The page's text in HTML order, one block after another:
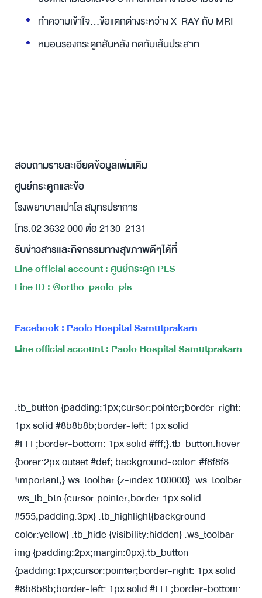
ทำความเข้าใจ...ข้อแตกต่างระหว่าง X-RAY กับ MRI
หมอนรองกระดูกสันหลัง กดทับเส้นประสาท
สอบถามรายละเอียดข้อมูลเพิ่มเติม
ศูนย์กระดูกและข้อ
โรงพยาบาลเปาโล สมุทรปราการ
โทร.02 3632 000 ต่อ 2130-2131
รับข่าวสารและกิจกรรมทางสุขภาพดีๆได้ที่
Line official account : ศูนย์กระดูก PLS
Line ID : @ortho_paolo_pls
Facebook : Paolo Hospital Samutprakarn
Line official account : Paolo Hospital Samutprakarn
.tb_button {padding:1px;cursor:pointer;border-right:
1px solid #8b8b8b;border-left: 1px solid
#FFF;border-bottom: 1px solid #fff;}.tb_button.hover
{borer:2px outset #def; background-color: #f8f8f8
!important;}.ws_toolbar {z-index:100000} .ws_toolbar
.ws_tb_btn {cursor:pointer;border:1px solid
#555;padding:3px} .tb_highlight{background-
color:yellow} .tb_hide {visibility:hidden} .ws_toolbar
img {padding:2px;margin:0px}.tb_button
{padding:1px;cursor:pointer;border-right: 1px solid
#8b8b8b;border-left: 1px solid #FFF;border-bottom: